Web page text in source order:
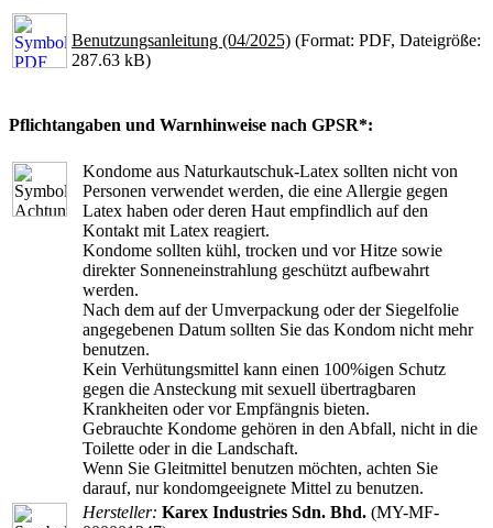
Benutzungsanleitung (04/2025) (Format: PDF, Dateigröße:
287.63 kB)
Pflichtangaben und Warnhinweise nach GPSR*:
Kondome aus Naturkautschuk-Latex sollten nicht von
Personen verwendet werden, die eine Allergie gegen
Latex haben oder deren Haut empfindlich auf den
Kontakt mit Latex reagiert.
Kondome sollten kühl, trocken und vor Hitze sowie
direkter Sonneneinstrahlung geschützt aufbewahrt
werden.
Nach dem auf der Umverpackung oder der Siegelfolie
angegebenen Datum sollten Sie das Kondom nicht mehr
benutzen.
Kein Verhütungsmittel kann einen 100%igen Schutz
gegen die Ansteckung mit sexuell übertragbaren
Krankheiten oder vor Empfängnis bieten.
Gebrauchte Kondome gehören in den Abfall, nicht in die
Toilette oder in die Landschaft.
Wenn Sie Gleitmittel benutzen möchten, achten Sie
darauf, nur kondomgeeignete Mittel zu benutzen.
Hersteller: Karex Industries Sdn. Bhd. (MY-MF-